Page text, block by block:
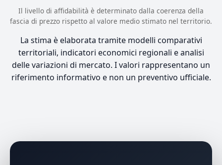
Il livello di affidabilità è determinato dalla coerenza della
fascia di prezzo rispetto al valore medio stimato nel territorio.
La stima è elaborata tramite modelli comparativi
territoriali, indicatori economici regionali e analisi
delle variazioni di mercato. I valori rappresentano un
riferimento informativo e non un preventivo ufficiale.